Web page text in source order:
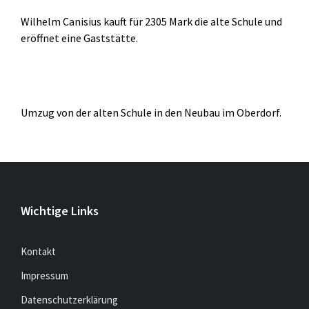
Wilhelm Canisius kauft für 2305 Mark die alte Schule und
eröffnet eine Gaststätte.
Umzug von der alten Schule in den Neubau im Oberdorf.
Wichtige Links
Kontakt
Impressum
Datenschutzerklärung